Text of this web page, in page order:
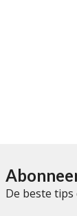
De beste tips